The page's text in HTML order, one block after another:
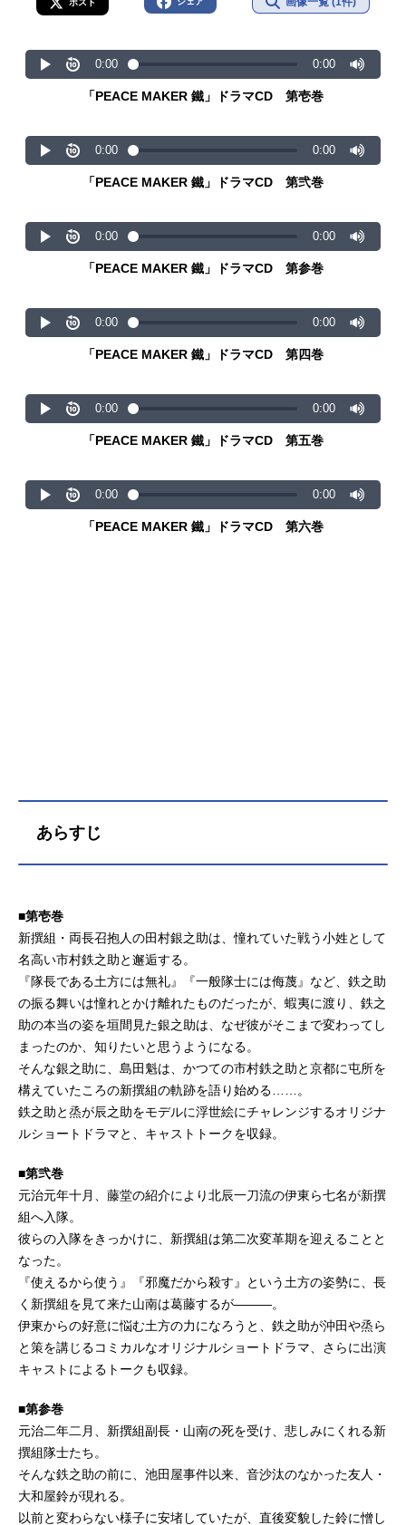
ポスト
「PEACE MAKER 鐵」ドラマCD 第壱巻
「PEACE MAKER 鐵」ドラマCD 第弐巻
「PEACE MAKER 鐵」ドラマCD 第参巻
「PEACE MAKER 鐵」ドラマCD 第四巻
「PEACE MAKER 鐵」ドラマCD 第五巻
「PEACE MAKER 鐵」ドラマCD 第六巻
あらすじ
■第壱巻
新撰組・両長召抱人の田村銀之助は、憧れていた戦う小姓として
名高い市村鉄之助と邂逅する。
『隊長である土方には無礼』『一般隊士には侮蔑』など、鉄之助
の振る舞いは憧れとかけ離れたものだったが、蝦夷に渡り、鉄之
助の本当の姿を垣間見た銀之助は、なぜ彼がそこまで変わってし
まったのか、知りたいと思うようになる。
そんな銀之助に、島田魁は、かつての市村鉄之助と京都に屯所を
構えていたころの新撰組の軌跡を語り始める……。
鉄之助と烝が辰之助をモデルに浮世絵にチャレンジするオリジナ
ルショートドラマと、キャストトークを収録。
■第弐巻
元治元年十月、藤堂の紹介により北辰一刀流の伊東ら七名が新撰
組へ入隊。
彼らの入隊をきっかけに、新撰組は第二次変革期を迎えることと
なった。
『使えるから使う』『邪魔だから殺す』という土方の姿勢に、長
く新撰組を見て来た山南は葛藤するが———。
伊東からの好意に悩む土方の力になろうと、鉄之助が沖田や烝ら
と策を講じるコミカルなオリジナルショートドラマ、さらに出演
キャストによるトークも収録。
■第参巻
元治二年二月、新撰組副長・山南の死を受け、悲しみにくれる新
撰組隊士たち。
そんな鉄之助の前に、池田屋事件以来、音沙汰のなかった友人・
大和屋鈴が現れる。
以前と変わらない様子に安堵していたが、直後変貌した鈴に憎し